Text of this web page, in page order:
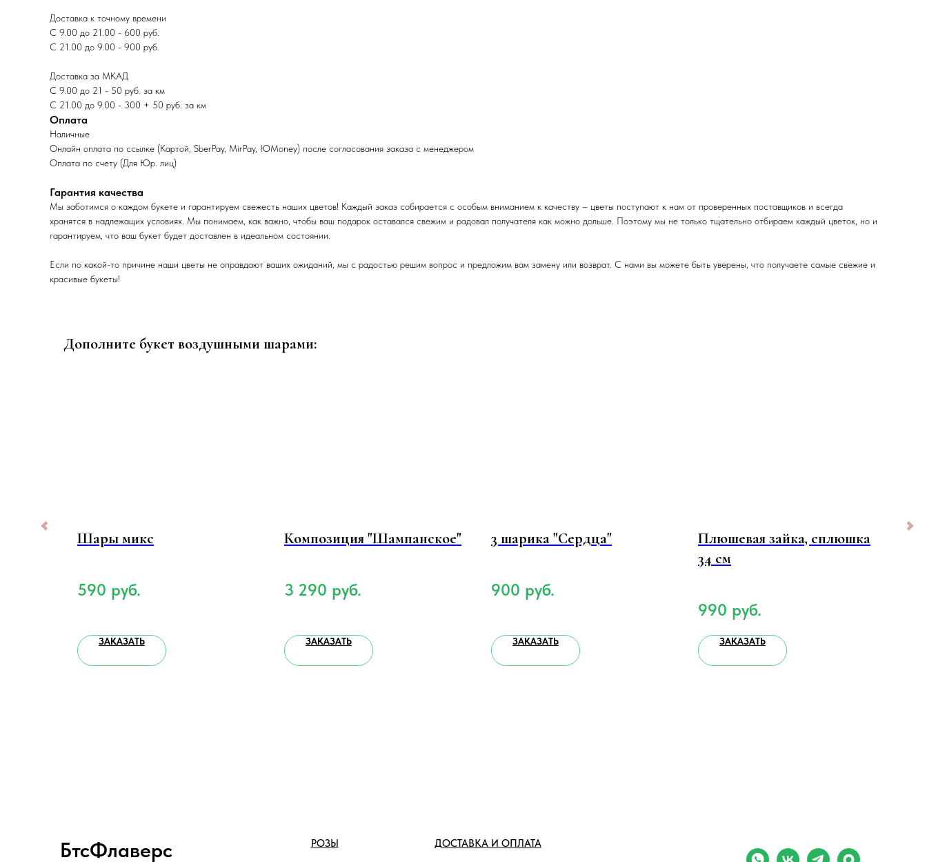
Доставка к точному времени
С 9.00 до 21.00 - 600 руб.
С 21.00 до 9.00 - 900 руб.
Доставка за МКАД
С 9.00 до 21 - 50 руб. за км
С 21.00 до 9.00 - 300 + 50 руб. за км
Оплата
Наличные
Онлайн оплата по ссылке (Картой, SberPay, MirPay, ЮMoney) после согласования заказа с менеджером
Оплата по счету (Для Юр. лиц)
Гарантия качества
Мы заботимся о каждом букете и гарантируем свежесть наших цветов! Каждый заказ собирается с особым вниманием к качеству – цветы поступают к нам от проверенных поставщиков и всегда
хранятся в надлежащих условиях. Мы понимаем, как важно, чтобы ваш подарок оставался свежим и радовал получателя как можно дольше. Поэтому мы не только тщательно отбираем каждый цветок, но и
гарантируем, что ваш букет будет доставлен в идеальном состоянии.
Если по какой-то причине наши цветы не оправдают ваших ожиданий, мы с радостью решим вопрос и предложим вам замену или возврат. С нами вы можете быть уверены, что получаете самые свежие и
красивые букеты!
Дополните букет воздушными шарами:
Шары микс
590 руб.
ЗАКАЗАТЬ
Композиция "Шампанское"
3 290 руб.
ЗАКАЗАТЬ
3 шарика "Сердца"
900 руб.
ЗАКАЗАТЬ
Плюшевая зайка, сплюшка
34 см
990 руб.
ЗАКАЗАТЬ
БтсФлаверс
РОЗЫ
ДОСТАВКА И ОПЛАТА